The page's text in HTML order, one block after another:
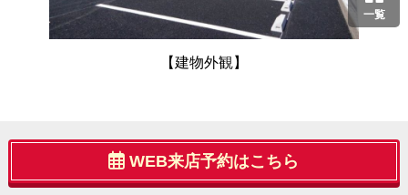
一覧
【建物外観】
WEB来店予約はこちら